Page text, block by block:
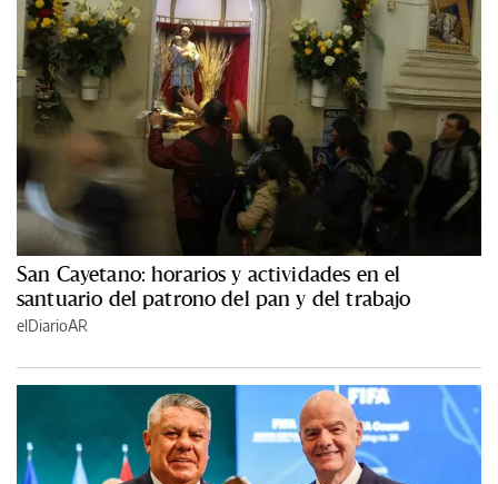
San Cayetano: horarios y actividades en el
santuario del patrono del pan y del trabajo
elDiarioAR